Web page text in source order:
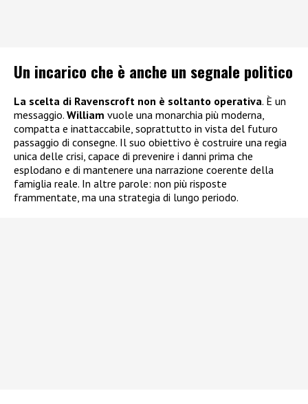
Un incarico che è anche un segnale politico
La scelta di Ravenscroft non è soltanto operativa. È un
messaggio. William vuole una monarchia più moderna,
compatta e inattaccabile, soprattutto in vista del futuro
passaggio di consegne. Il suo obiettivo è costruire una regia
unica delle crisi, capace di prevenire i danni prima che
esplodano e di mantenere una narrazione coerente della
famiglia reale. In altre parole: non più risposte
frammentate, ma una strategia di lungo periodo.